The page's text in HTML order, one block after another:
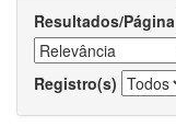
Resultados/Página
Registro(s)